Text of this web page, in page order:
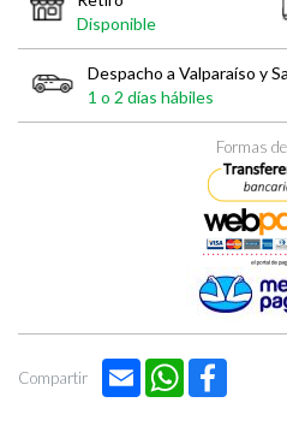
Disponible
Despacho a Valparaíso y
1 o 2 días hábiles
Formas
Compartir Email WhatsApp